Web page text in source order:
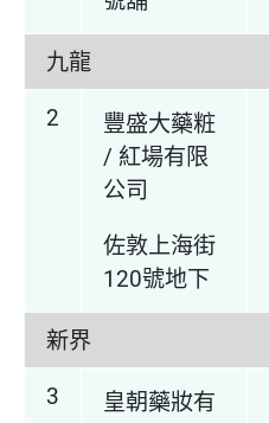
九龍
2
豐盛大藥粧
/ 紅場有限
公司
佐敦上海街
120號地下
新界
3
皇朝藥妝有